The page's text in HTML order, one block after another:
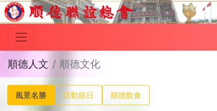
順德人文 順德文化
風景名勝 活動節日 順德飲食